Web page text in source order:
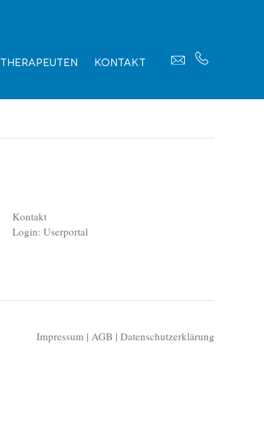
Therapeuten Kontakt
Kontakt
Login: Userportal
Impressum | AGB | Datenschutzerklärung